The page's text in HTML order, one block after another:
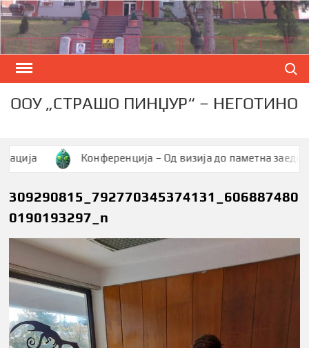
Skip
to
content
ООУ „СТРАШО ПИНЏУР“ – НЕГОТИНО
Конференција – Од визија до паметна заедница
309290815_792770345374131_606887480
0190193297_n